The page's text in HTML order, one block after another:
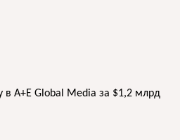
в A+E Global Media за $1,2 млрд